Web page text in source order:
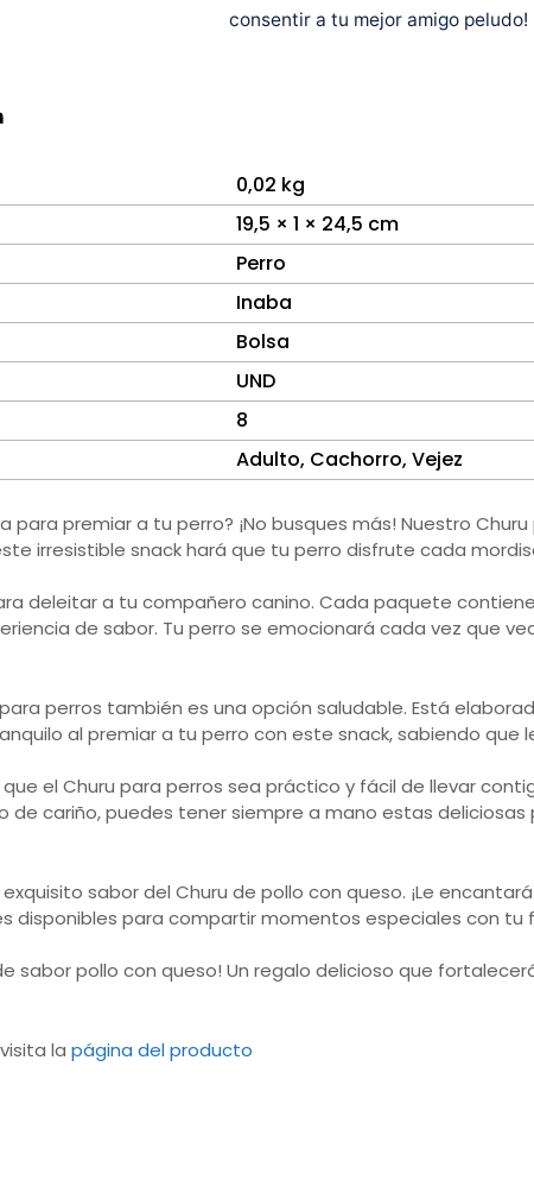
consentir a tu mejor amigo peludo!
0,02 kg
19,5 × 1 × 24,5 cm
Perro
Inaba
Bolsa
UND
8
Adulto, Cachorro, Vejez
para premiar a tu perro? ¡No busques más! Nuestro
irresistible snack hará que tu perro disfrute cada
deleitar a tu compañero canino. Cada paquete
de sabor. Tu perro se emocionará cada vez que
perros también es una opción saludable. Está
al premiar a tu perro con este snack, sabiendo
el Churu para perros sea práctico y fácil de llevar
cariño, puedes tener siempre a mano estas
sabor del Churu de pollo con queso. ¡Le
disponibles para compartir momentos especiales con tu
sabor pollo con queso! Un regalo delicioso que
la página del producto